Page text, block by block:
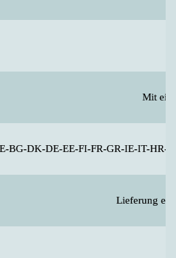
Mit
BG-DK-DE-EE-FI-FR-GR-IE-IT-HR-
Lieferung